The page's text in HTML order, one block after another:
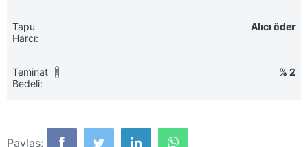
Tapu
Harcı:
Alıcı öder
Teminat
Bedeli:
! % 2
Paylaş: